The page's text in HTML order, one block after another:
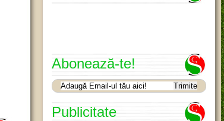
Abonează-te!
Publicitate